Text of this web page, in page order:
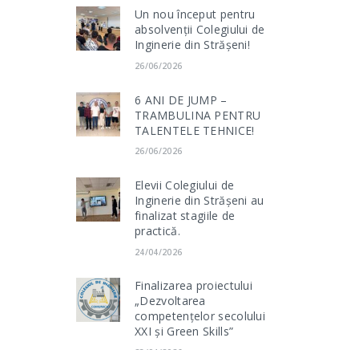
Un nou început pentru
absolvenții Colegiului de
Inginerie din Strășeni!
26/06/2026
6 ANI DE JUMP –
TRAMBULINA PENTRU
TALENTELE TEHNICE!
26/06/2026
Elevii Colegiului de
Inginerie din Strășeni au
finalizat stagiile de
practică.
24/04/2026
Finalizarea proiectului
„Dezvoltarea
competențelor secolului
XXI și Green Skills”